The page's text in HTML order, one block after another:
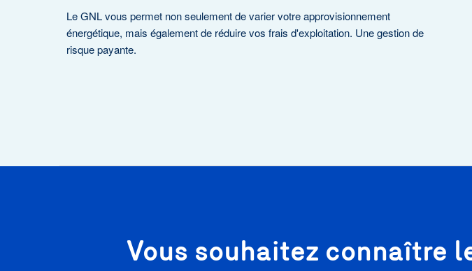
Le GNL vous permet non seulement de varier votre approvisionnement
énergétique, mais également de réduire vos frais d'exploitation. Une gestion de
risque payante.
Vous souhaitez connaître